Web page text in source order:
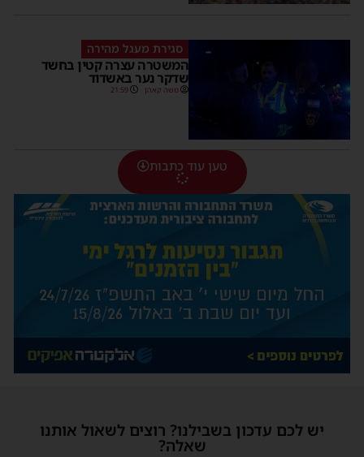
סגירת מעגל מהירה
המשטרה עצרה קטין בחשד
שדקר נער באשדוד
משה קאהן 21:59
טען עוד כתבות
יש לכם עדכון בשבילנו? רוצים לשאול אותנו
שאלה?